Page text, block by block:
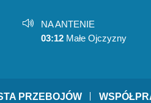
NA ANTENIE
03:12 Małe Ojczyzny
PRZEBOJÓW